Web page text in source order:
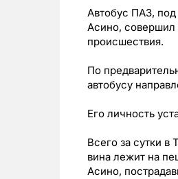
Автобус ПАЗ,
Асино, совершил
происшествия.
По
автобусу
Его личность
Всего за сутки
вина лежит на
Асино,